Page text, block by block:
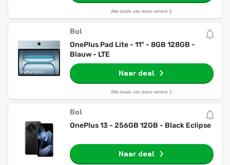
Alle deals van deze winkel
Bol
OnePlus Pad Lite - 11" - 8GB 128GB -
Blauw - LTE
Naar deal
Alle deals van deze winkel
Bol
OnePlus 13 - 256GB 12GB - Black Eclipse
Naar deal